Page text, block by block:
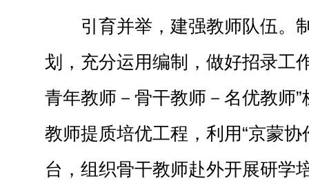
引育并举，建强教师队伍。
划，充分运用编制，做好招录工
青年教师－骨干教师－名优教师
教师提质培优工程，利用“京蒙协
台，组织骨干教师赴外开展研学